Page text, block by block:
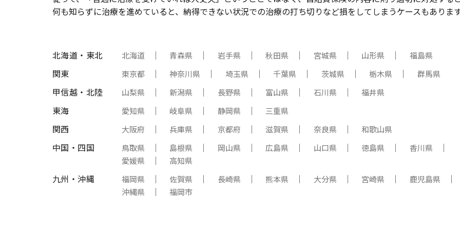
何も知らずに治療を進めていると、納得できない状況での治療の打ち切りなど損をしてしまうケースもありま
北海道・東北 北海道 青森県 岩手県 秋田県 宮城県 山形県 福島県
関東 東京都 神奈川県 埼玉県 千葉県 茨城県 栃木県 群馬県
甲信越・北陸 山梨県 新潟県 長野県 富山県 石川県 福井県
東海 愛知県 岐阜県 静岡県 三重県
関西 大阪府 兵庫県 京都府 滋賀県 奈良県 和歌山県
中国・四国 鳥取県 島根県 岡山県 広島県 山口県 徳島県
香川県
愛媛県
高知県
九州・沖縄 福岡県 佐賀県 長崎県 熊本県 大分県 宮崎県
鹿児島県
沖縄県
福岡市